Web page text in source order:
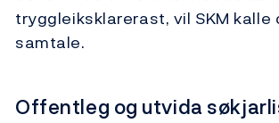
tryggleiksklarerast, vil SKM kalle
samtale.
Offentleg og utvida